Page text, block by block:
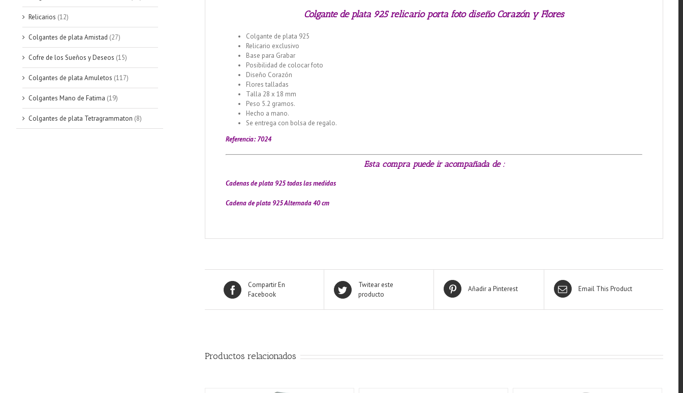
Colgante de plata 925 relicario porta foto diseño Corazón y Flores
Colgante de plata 925
Relicario exclusivo
Base para Grabar
Posibilidad de colocar foto
Diseño Corazón
Flores talladas
Talla 28 x 18 mm
Peso 5.2 gramos.
Hecho a mano.
Se entrega con bolsa de regalo.
Referencia: 7024
Esta compra puede ir acompañada de :
Cadenas de plata 925 todas las medidas
Cadena de plata 925 Alternada 40 cm
Compartir En
Facebook
Twitear este
producto
Añadir a Pinterest Email This Product
Productos relacionados
Relicarios (12)
Colgantes de plata Amistad (27)
Cofre de los Sueños y Deseos (15)
Colgantes de plata Amuletos (117)
Colgantes Mano de Fatima (19)
Colgantes de plata Tetragrammaton (8)